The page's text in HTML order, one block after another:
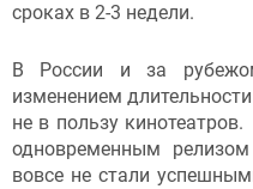
сроках в 2-3 недели.
В России и за
изменением
не в пользу
одновременным
вовсе не стали